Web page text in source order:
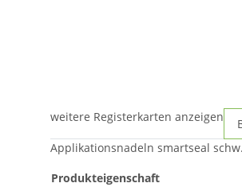
weitere Registerkarten anzeigen
Applikationsnadeln smartseal
Produkteigenschaft